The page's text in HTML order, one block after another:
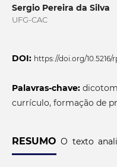
Sergio Pereira da Silva
UFG-CAC
DOI: https://doi.org/10.5216/
Palavras-chave:
currículo, formação de
RESUMO O texto